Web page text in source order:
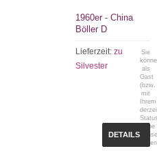
1960er - China
Böller D
Lieferzeit:zu
Silvester
Sie
als
Gast
(bzw.
mit
Ihrem
keine
DETAILS